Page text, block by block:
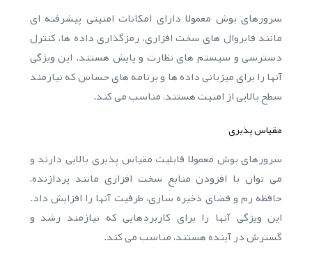
سرورهای بوش معمولا دارای امکانات امنیتی پیشرفته ای
مانند فایروال های سخت افزاری، رمزگذاری داده ها، کنترل
دسترسی و سیستم های نظارت و پایش هستند. این ویژگی
آنها را برای میزبانی داده ها و برنامه های حساس که نیازمند
سطح بالایی از امنیت هستند، مناسب می کند.
مقیاس پذیری
سرورهای بوش معمولا قابلیت مقیاس پذیری بالایی دارند و
می توان با افزودن منابع سخت افزاری مانند پردازنده،
حافظه رم و فضای ذخیره سازی، ظرفیت آنها را افزایش داد.
این ویژگی آنها را برای کاربردهایی که نیازمند رشد و
گسترش در آینده هستند، مناسب می کند.